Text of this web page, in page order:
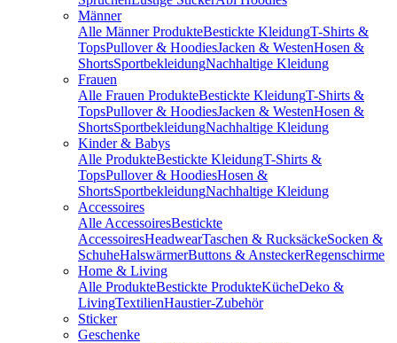
Männer
Alle Männer ProdukteBestickte KleidungT-Shirts &
TopsPullover & HoodiesJacken & WestenHosen &
ShortsSportbekleidungNachhaltige Kleidung
Frauen
Alle Frauen ProdukteBestickte KleidungT-Shirts &
TopsPullover & HoodiesJacken & WestenHosen &
ShortsSportbekleidungNachhaltige Kleidung
Kinder & Babys
Alle ProdukteBestickte KleidungT-Shirts &
TopsPullover & HoodiesHosen &
ShortsSportbekleidungNachhaltige Kleidung
Accessoires
Alle AccessoiresBestickte
AccessoiresHeadwearTaschen & RucksäckeSocken &
SchuheHalswärmerButtons & AnsteckerRegenschirme
Home & Living
Alle ProdukteBestickte ProdukteKücheDeko &
LivingTextilienHaustier-Zubehör
Sticker
Geschenke